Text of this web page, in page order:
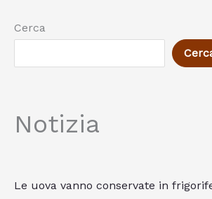
Cerca
Notizia
Le uova vanno conservate in